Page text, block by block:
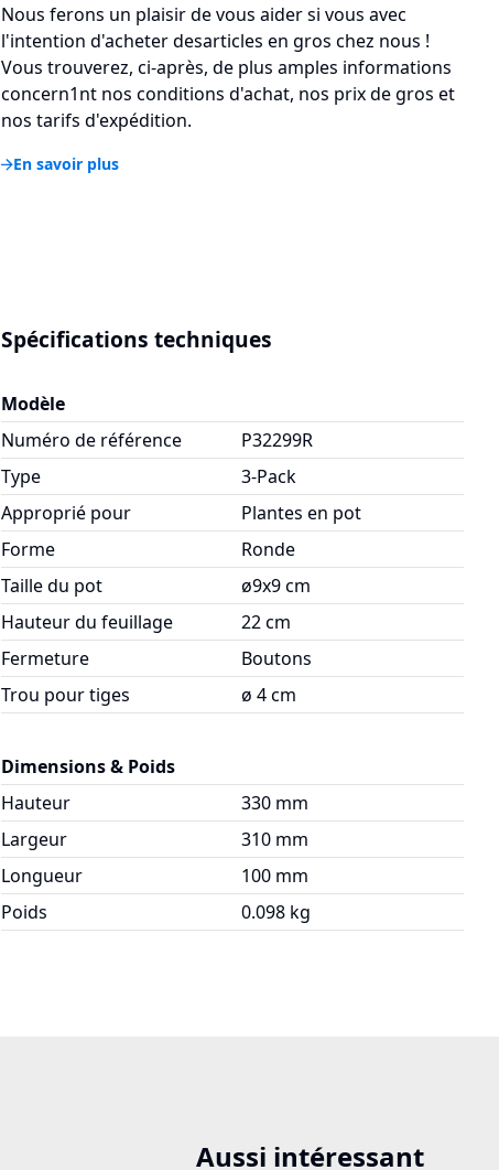
Nous ferons un plaisir de vous aider si vous avec
l'intention d'acheter desarticles en gros chez nous !
Vous trouverez, ci-après, de plus amples informations
concern1nt nos conditions d'achat, nos prix de gros et
nos tarifs d'expédition.
En savoir plus
Spécifications techniques
Modèle
Numéro de référence
P32299R
Type
3-Pack
Approprié pour
Plantes en pot
Forme
Ronde
Taille du pot
ø9x9 cm
Hauteur du feuillage
22 cm
Fermeture
Boutons
Trou pour tiges
ø 4 cm
Dimensions & Poids
Hauteur
330 mm
Largeur
310 mm
Longueur
100 mm
Poids
0.098 kg
Aussi intéressant